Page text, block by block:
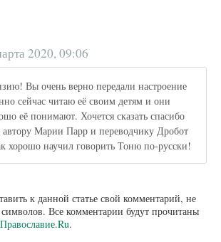
2020, 09:06
Вы очень верно передали настроение
сейчас читаю её своим детям и они
её понимают. Хочется сказать спасибо
автору Марии Парр и переводчику Дробот
хорошо научил говорить Тоню по-русски!
к данной статье свой комментарий, не
Все комментарии будут прочитаны
Православие.Ru.